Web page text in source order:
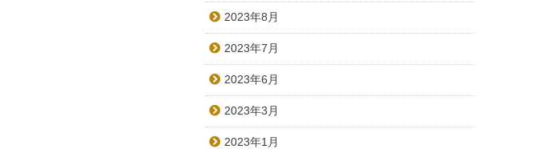
2023年8月
2023年7月
2023年6月
2023年3月
2023年1月